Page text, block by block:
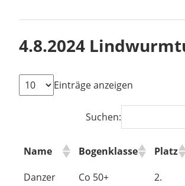
4.8.2024
Einträge anzeigen
Suchen:
Name Bogenklasse Platz
Danzer
Co 50+ 2.